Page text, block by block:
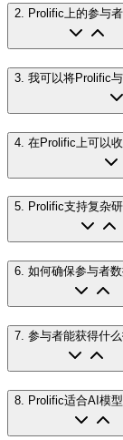
2. Prolific上的参与
3 我可以将Prolific
4 在Prolific上可以
5. Prolific支持复杂
6. 如何确保参与者
7 参与者能获得什么
8 Prolific适合AI模